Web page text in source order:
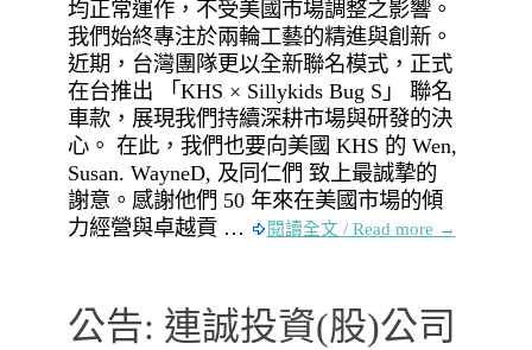
均正常運作，不受美國市場調整之影響。
​我們始終專注於兩輪工藝的精進與創新。
近期，台灣團隊更以全新聯名模式，正式
在台推出 「KHS × Sillykids Bug S」 聯名
車款，展現我們持續深耕市場與研發的決
心。 在此，我們也要向美國 KHS 的 Wen,
Susan. WayneD, 及同仁們 致上最誠摯的
謝意。感謝他們 50 年來在美國市場的傾
力經營與卓越貢 …
閱讀全文 / Read more →
公告: 連誠投資(股)公司